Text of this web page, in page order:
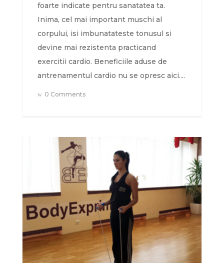
foarte indicate pentru sanatatea ta.
Inima, cel mai important muschi al
corpului, isi imbunatateste tonusul si
devine mai rezistenta practicand
exercitii cardio. Beneficiile aduse de
antrenamentul cardio nu se opresc aici....
0 Comments